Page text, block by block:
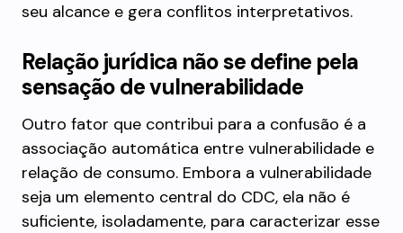
seu alcance e gera conflitos interpretativos.
Relação jurídica não se define pela
sensação de vulnerabilidade
Outro fator que contribui para a confusão é a
associação automática entre vulnerabilidade e
relação de consumo. Embora a vulnerabilidade
seja um elemento central do CDC, ela não é
suficiente, isoladamente, para caracterizar esse